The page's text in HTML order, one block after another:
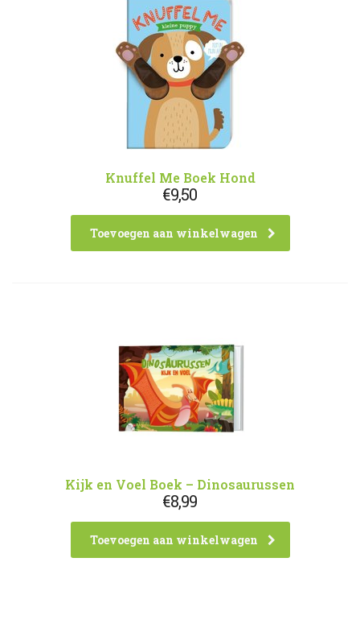
Knuffel Me Boek Hond
€9,50
Toevoegen aan winkelwagen
Kijk en Voel Boek – Dinosaurussen
€8,99
Toevoegen aan winkelwagen